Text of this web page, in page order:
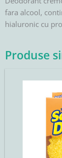
fara alcool,
hialuronic cu
Produse